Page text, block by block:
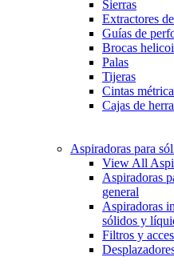
Sierras
Extractores
Guías de
Brocas
Palas
Tijeras
Cintas
Cajas de
Aspiradoras para
View All
Aspiradoras
general
Aspiradoras
sólidos y
Filtros y